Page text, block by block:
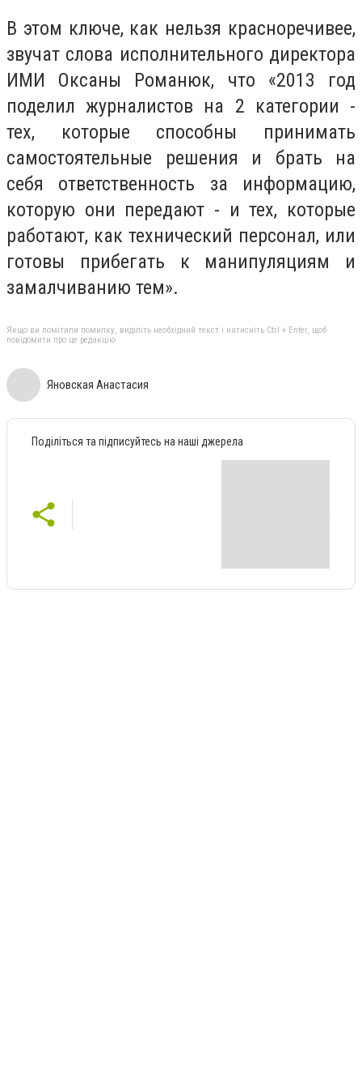
В этом ключе, как нельзя красноречивее,
звучат слова исполнительного директора
ИМИ Оксаны Романюк, что «2013 год
поделил журналистов на 2 категории -
тех, которые способны принимать
самостоятельные решения и брать на
себя ответственность за информацию,
которую они передают - и тех, которые
работают, как технический персонал, или
готовы прибегать к манипуляциям и
замалчиванию тем».
Якщо ви помітили помилку, виділіть необхідний текст і натисніть Ctrl + Enter, щоб
повідомити про це редакцію
Яновская Анастасия
Поділіться та підписуйтесь на наші джерела